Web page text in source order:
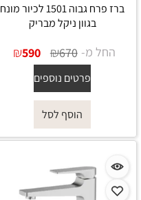
ברז פרח גבוה 1501 לכיור מונח
בגוון ניקל מבריק
החל מ- ₪670
₪590
פרטים נוספים
הוסף לסל